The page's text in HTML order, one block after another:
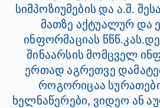
სიმპოზიუმების და ა.შ.
მათზე აქტუალურ და
ინფორმაციას
შინაარსის მომცველ
ერთად აგრეთვე
როგორიცაა
ხელნაწერები, ვიდეო ან